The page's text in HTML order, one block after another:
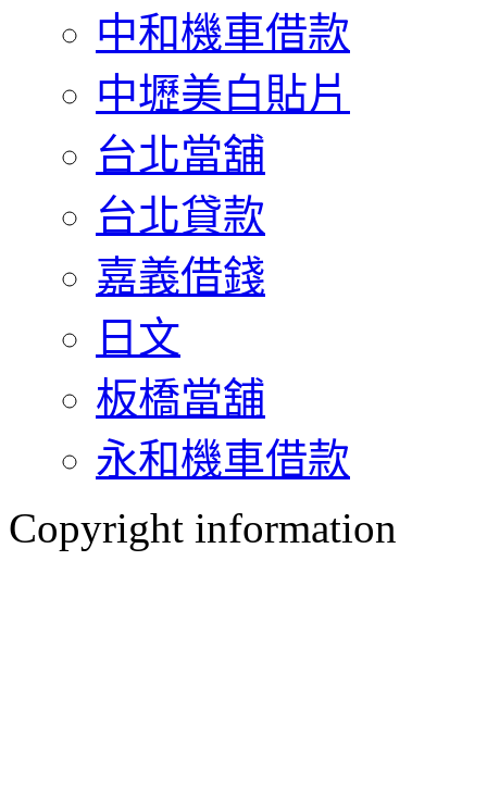
中和機車借款
中壢美白貼片
台北當舖
台北貸款
嘉義借錢
日文
板橋當舖
永和機車借款
Copyright information